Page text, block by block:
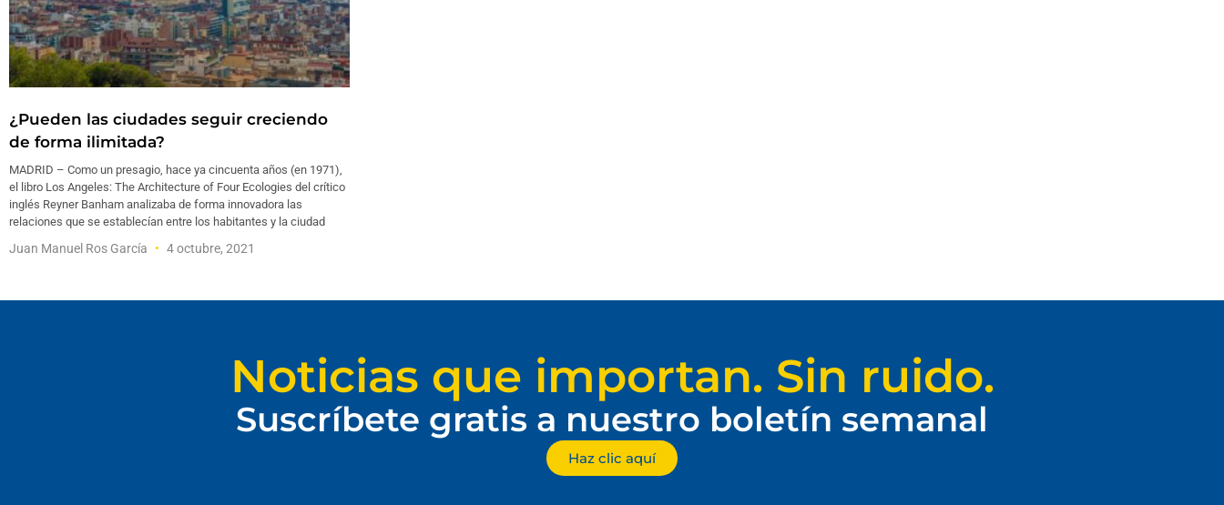
¿Pueden las ciudades seguir creciendo
de forma ilimitada?
MADRID – Como un presagio, hace ya cincuenta años (en 1971),
el libro Los Angeles: The Architecture of Four Ecologies del crítico
inglés Reyner Banham analizaba de forma innovadora las
relaciones que se establecían entre los habitantes y la ciudad
Juan Manuel Ros García 4 octubre, 2021
Noticias que importan. Sin ruido.
Suscríbete gratis a nuestro boletín semanal
Haz clic aquí